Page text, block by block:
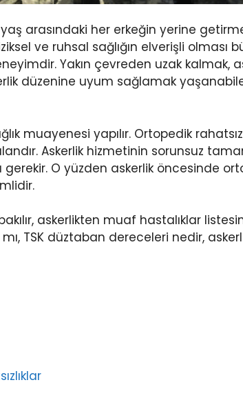
arasındaki her erkeğin yerine
ve ruhsal sağlığın elverişli olması
Yakın çevreden uzak kalmak,
düzenine uyum sağlamak
muayenesi yapılır. Ortopedik
Askerlik hizmetinin sorunsuz
O yüzden askerlik öncesinde
askerlikten muaf hastalıklar
TSK düztaban dereceleri nedir, askerlik